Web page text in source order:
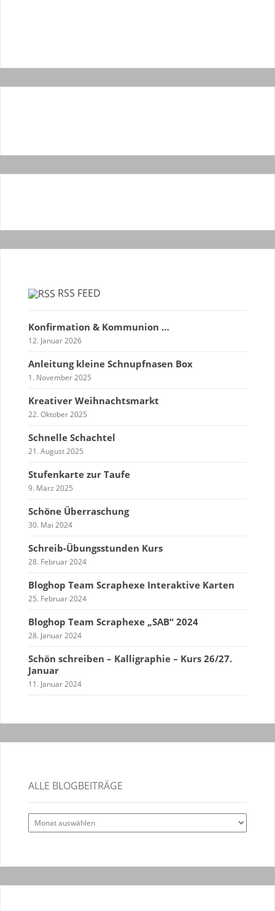
RSS FEED
Konfirmation & Kommunion …
12. Januar 2026
Anleitung kleine Schnupfnasen Box
1. November 2025
Kreativer Weihnachtsmarkt
22. Oktober 2025
Schnelle Schachtel
21. August 2025
Stufenkarte zur Taufe
9. März 2025
Schöne Überraschung
30. Mai 2024
Schreib-Übungsstunden Kurs
28. Februar 2024
Bloghop Team Scraphexe Interaktive Karten
25. Februar 2024
Bloghop Team Scraphexe „SAB“ 2024
28. Januar 2024
Schön schreiben – Kalligraphie – Kurs 26/27.
Januar
11. Januar 2024
ALLE BLOGBEITRÄGE
Alle
Blogbeiträge